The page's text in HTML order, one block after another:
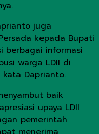
juga
kepada Bupati
berbagai informasi
warga LDII di
Daprianto.
baik
upaya LDII
pemerintah